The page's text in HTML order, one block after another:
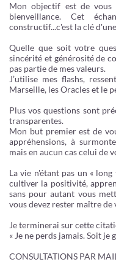
Mon objectif est de vous
bienveillance. Cet
constructif...c'est la clé
Quelle que soit votre
sincérité et générosité de
pas partie de mes valeurs.
J’utilise mes flashs,
Marseille, les Oracles et le
Plus vos questions sont
transparentes.
Mon but premier est de
appréhensions, à
mais en aucun cas celui de
La vie n'étant pas un «
cultiver la positivité,
sans pour autant vous
vous devez rester maître
Je terminerai sur cette
« Je ne perds jamais. Soit
CONSULTATIONS PAR